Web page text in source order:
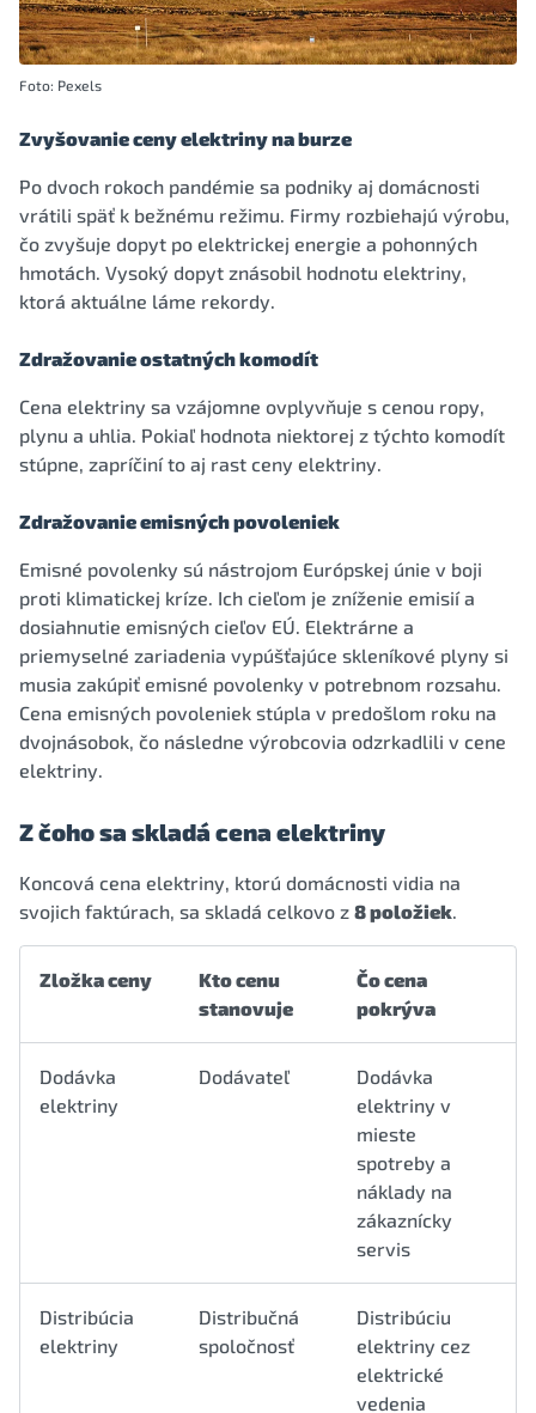
Foto: Pexels
Zvyšovanie ceny elektriny na burze
Po dvoch rokoch pandémie sa podniky aj domácnosti
vrátili späť k bežnému režimu. Firmy rozbiehajú výrobu,
čo zvyšuje dopyt po elektrickej energie a pohonných
hmotách. Vysoký dopyt znásobil hodnotu elektriny,
ktorá aktuálne láme rekordy.
Zdražovanie ostatných komodít
Cena elektriny sa vzájomne ovplyvňuje s cenou ropy,
plynu a uhlia. Pokiaľ hodnota niektorej z týchto komodít
stúpne, zapríčiní to aj rast ceny elektriny.
Zdražovanie emisných povoleniek
Emisné povolenky sú nástrojom Európskej únie v boji
proti klimatickej kríze. Ich cieľom je zníženie emisií a
dosiahnutie emisných cieľov EÚ. Elektrárne a
priemyselné zariadenia vypúšťajúce skleníkové plyny si
musia zakúpiť emisné povolenky v potrebnom rozsahu.
Cena emisných povoleniek stúpla v predošlom roku na
dvojnásobok, čo následne výrobcovia odzrkadlili v cene
elektriny.
Z čoho sa skladá cena elektriny
Koncová cena elektriny, ktorú domácnosti vidia na
svojich faktúrach, sa skladá celkovo z 8 položiek.
Zložka ceny
Kto cenu
stanovuje
Čo cena
pokrýva
Dodávka
elektriny
Dodávateľ
Dodávka
elektriny v
mieste
spotreby a
náklady na
zákaznícky
servis
Distribúcia
elektriny
Distribučná
spoločnosť
Distribúciu
elektriny cez
elektrické
vedenia